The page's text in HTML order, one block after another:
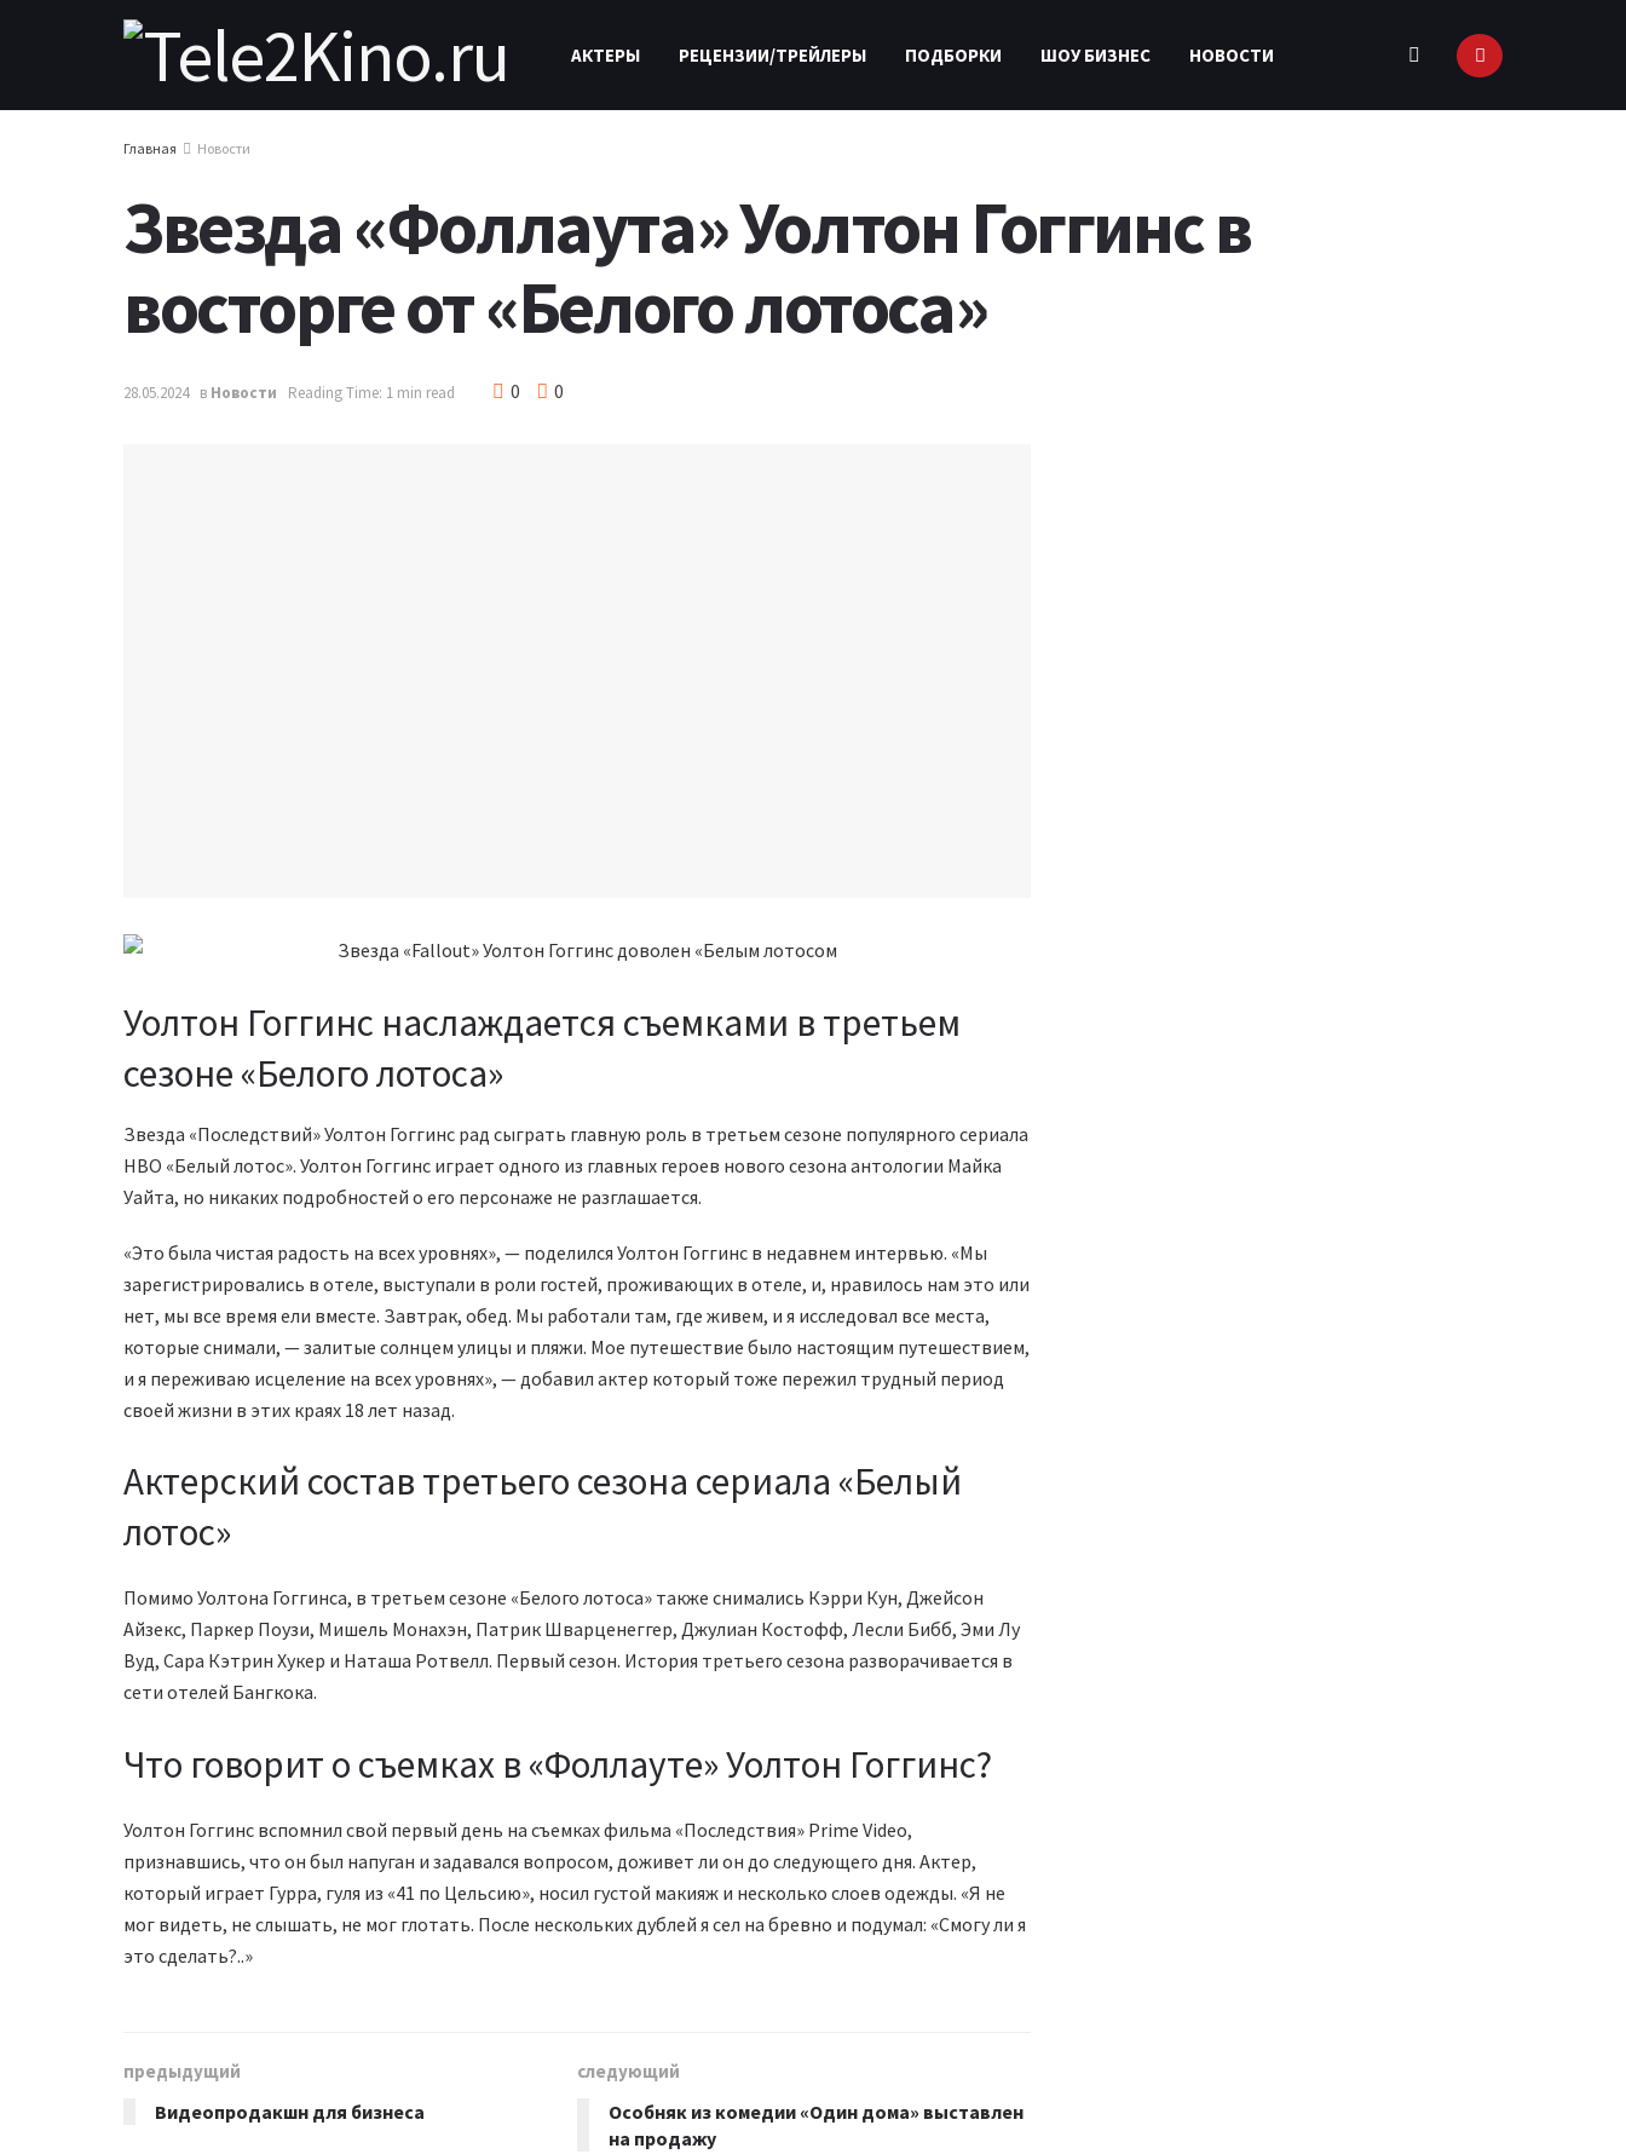
АКТЕРЫ РЕЦЕНЗИИ/ТРЕЙЛЕРЫ ПОДБОРКИ ШОУ БИЗНЕС НОВОСТИ
Главная Новости
Звезда «Фоллаута» Уолтон Гоггинс в
восторге от «Белого лотоса»
28.05.2024 в Новости Reading Time: 1 min read 0 0
Уолтон Гоггинс наслаждается съемками в третьем
сезоне «Белого лотоса»
Звезда «Последствий» Уолтон Гоггинс рад сыграть главную роль в третьем сезоне популярного сериала
HBO «Белый лотос». Уолтон Гоггинс играет одного из главных героев нового сезона антологии Майка
Уайта, но никаких подробностей о его персонаже не разглашается.
«Это была чистая радость на всех уровнях», — поделился Уолтон Гоггинс в недавнем интервью. «Мы
зарегистрировались в отеле, выступали в роли гостей, проживающих в отеле, и, нравилось нам это или
нет, мы все время ели вместе. Завтрак, обед. Мы работали там, где живем, и я исследовал все места,
которые снимали, — залитые солнцем улицы и пляжи. Мое путешествие было настоящим путешествием,
и я переживаю исцеление на всех уровнях», — добавил актер который тоже пережил трудный период
своей жизни в этих краях 18 лет назад.
Актерский состав третьего сезона сериала «Белый
лотос»
Помимо Уолтона Гоггинса, в третьем сезоне «Белого лотоса» также снимались Кэрри Кун, Джейсон
Айзекс, Паркер Поузи, Мишель Монахэн, Патрик Шварценеггер, Джулиан Костофф, Лесли Бибб, Эми Лу
Вуд, Сара Кэтрин Хукер и Наташа Ротвелл. Первый сезон. История третьего сезона разворачивается в
сети отелей Бангкока.
Что говорит о съемках в «Фоллауте» Уолтон Гоггинс?
Уолтон Гоггинс вспомнил свой первый день на съемках фильма «Последствия» Prime Video,
признавшись, что он был напуган и задавался вопросом, доживет ли он до следующего дня. Актер,
который играет Гурра, гуля из «41 по Цельсию», носил густой макияж и несколько слоев одежды. «Я не
мог видеть, не слышать, не мог глотать. После нескольких дублей я сел на бревно и подумал: «Смогу ли я
это сделать?..»
предыдущий
Видеопродакшн для бизнеса
следующий
Особняк из комедии «Один дома» выставлен
на продажу